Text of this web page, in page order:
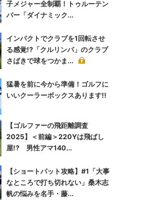
子メジャー全制覇！トゥルーテン
パー「ダイナミック...
インパクトでクラブを1回転させ
る感覚!?「クルリンパ」のクラブ
さばきで球をつかま...
猛暑を前に今から準備！ゴルフに
いいクーラーボックスあります!!
【ゴルファーの飛距離調査
2025】＜前編＞220Yは飛ばし
屋!? 男性アマ140...
【ショートパット攻略】#1「大事
なところで打ち切れない」桑木志
帆の悩みを名手・藤...